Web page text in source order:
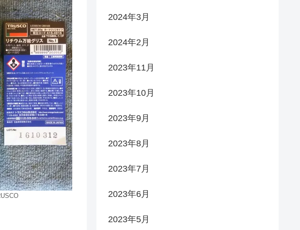
2024年3月
2024年2月
2023年11月
2023年10月
2023年9月
2023年8月
2023年7月
2023年6月
2023年5月